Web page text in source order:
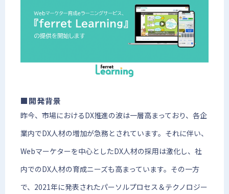
■開発背景
昨今、市場におけるDX推進の波は一層高まっており、各企
業内でDX人材の増加が急務とされています。それに伴い、
Webマーケターを中心としたDX人材の採用は激化し、社
内でのDX人材の育成ニーズも高まっています。その一方
で、2021年に発表されたパーソルプロセス＆テクノロジー